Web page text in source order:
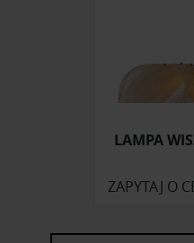
społecznościowym,
korzystania z ich usług.
LAMPA
ZAPYTAJ O